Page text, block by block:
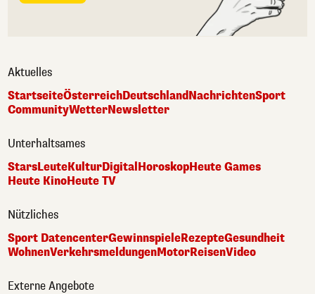
Aktuelles
StartseiteÖsterreichDeutschlandNachrichtenSport
CommunityWetterNewsletter
Unterhaltsames
StarsLeuteKulturDigital HoroskopHeute Games
Heute KinoHeute TV
Nützliches
Sport DatencenterGewinnspieleRezepteGesundheit
WohnenVerkehrsmeldungenMotorReisenVideo
Externe Angebote